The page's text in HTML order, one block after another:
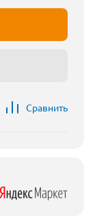
Сравнить